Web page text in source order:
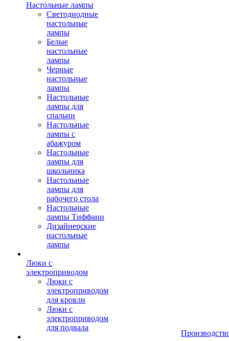
Настольные лампы
Светодиодные
настольные
лампы
Белые
настольные
лампы
Черные
настольные
лампы
Настольные
лампы для
спальни
Настольные
лампы с
абажуром
Настольные
лампы для
школьника
Настольные
лампы для
рабочего стола
Настольные
лампы Тиффани
Дизайнерские
настольные
лампы
Люки с
электроприводом
Люки с
электроприводом
для кровли
Люки с
электроприводом
для подвала